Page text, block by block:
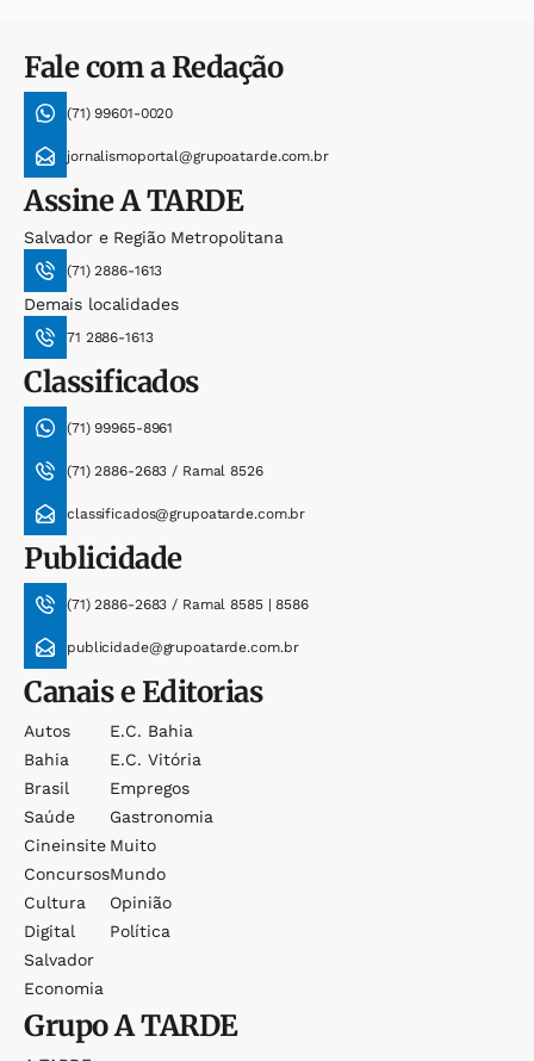
Fale com a Redação
(71) 99601-0020
jornalismoportal@grupoatarde.com.br
AssineA TARDE
Salvador e Região Metropolitana
(71) 2886-1613
Demais localidades
71 2886-1613
Classificados
(71) 99965-8961
(71) 2886-2683 / Ramal 8526
classificados@grupoatarde.com.br
Publicidade
(71) 2886-2683 / Ramal 8585 | 8586
publicidade@grupoatarde.com.br
Canais e Editorias
Autos
Bahia
Brasil
Saúde
Cineinsite
Concursos
Cultura
Digital
Salvador
Economia
E.c. Bahia
E.c. Vitória
Empregos
Gastronomia
Muito
Mundo
Opinião
Política
GrupoA TARDE